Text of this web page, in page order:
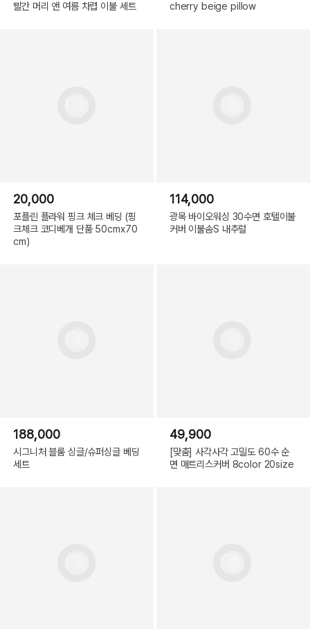
빨간 머리 앤 여름 차렵 이불 세트 cherry beige pillow
20,000
포플린 플라워 핑크 체크 베딩 (핑
크체크 코디베개 단품 50cmx70
cm)
114,000
광목 바이오워싱 30수면 호텔이불
커버 이불솜S 내추럴
188,000
시그니처 블룸 싱글/슈퍼싱글 베딩
세트
49,900
[맞춤] 사각사각 고밀도 60수 순
면 매트리스커버 8color 20size